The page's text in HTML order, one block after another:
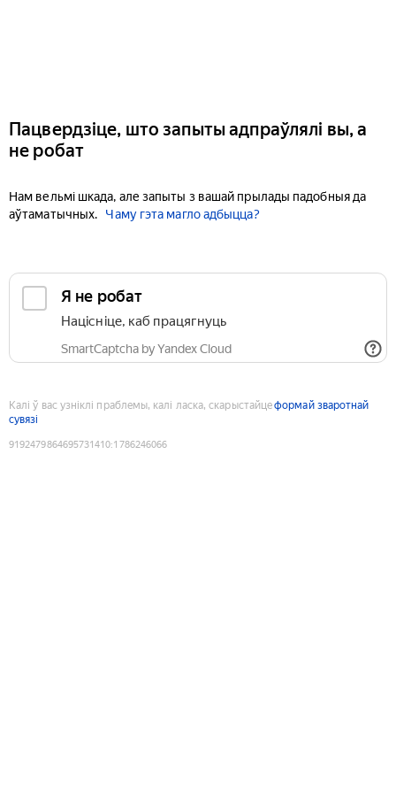
Пацвердзіце, што запыты адпраўлялі вы, а
не робат
Нам вельмі шкада, але запыты з вашай прылады падобныя да
аўтаматычных.
Чаму гэта магло адбыцца?
Я не робат
Націсніце, каб працягнуць
SmartCaptcha by Yandex Cloud
Калі ў вас узніклі праблемы, калі ласка, скарыстайцеформай зваротнай
сувязі
9192479864695731410:1786246066